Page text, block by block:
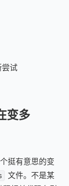
试
变多
挺有意思的变
文件。不是某